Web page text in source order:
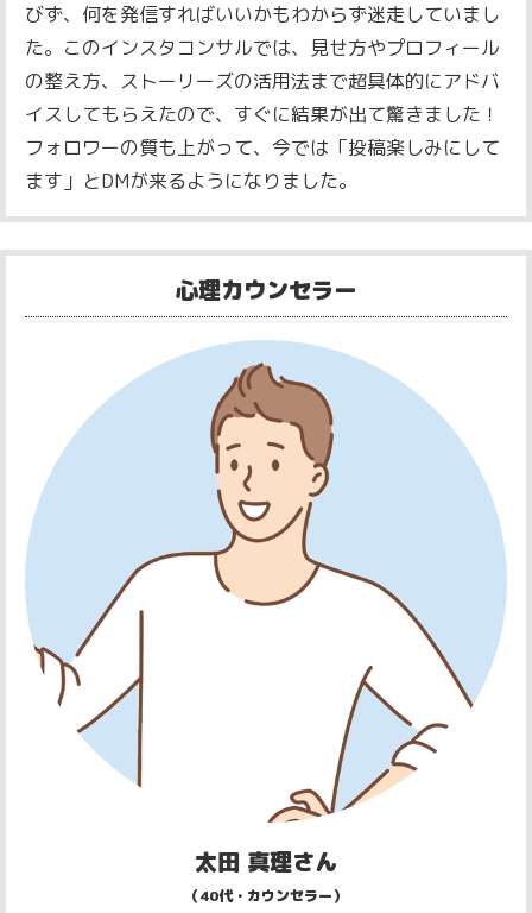
びず、何を発信すればいいかもわからず迷走していまし
た。 このインスタコンサルでは、見せ方やプロフィール
の整え方、ストーリーズの活用法まで超具体的にアドバ
イスしてもらえたので、すぐに結果が出て驚きました！
フォロワーの質も上がって、今では「投稿楽しみにして
ます」とDMが来るようになりました。
心理カウンセラー
太田 真理さん
（40代・カウンセラー）